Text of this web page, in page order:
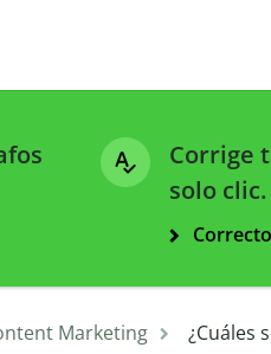
Corrige
solo clic.
Marketing ¿Cuáles